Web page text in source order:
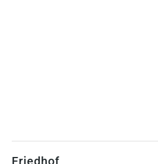
Friedhof